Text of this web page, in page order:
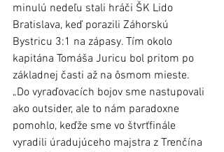
minulú nedeľu stali hráči ŠK Lido
Bratislava, keď porazili Záhorskú
Bystricu 3:1 na zápasy. Tím okolo
kapitána Tomáša Juricu bol pritom po
základnej časti až na ôsmom mieste.
„Do vyraďovacích bojov sme nastupovali
ako outsider, ale to nám paradoxne
pomohlo, keďže sme vo štvrťfinále
vyradili úradujúceho majstra z Trenčína